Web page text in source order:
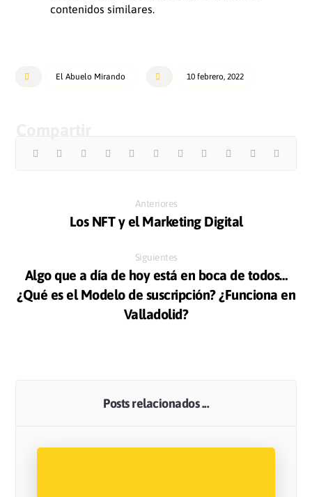
contenidos similares.
El Abuelo Mirando 10 febrero, 2022
Anteriores
Los NFT y el Marketing Digital
Siguientes
Algo que a día de hoy está en boca de todos…
¿Qué es el Modelo de suscripción? ¿Funciona en
Valladolid?
Posts relacionados ...